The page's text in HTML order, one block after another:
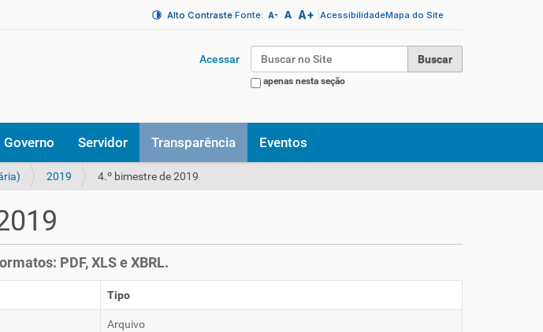
Alto Contraste Fonte: A- A A+ AcessibilidadeMapa do Site
apenas nesta seção
Acessar
Governo Servidor Transparência Eventos
2019 4.º bimestre de 2019
PDF, XLS e XBRL.
Tipo
Arquivo